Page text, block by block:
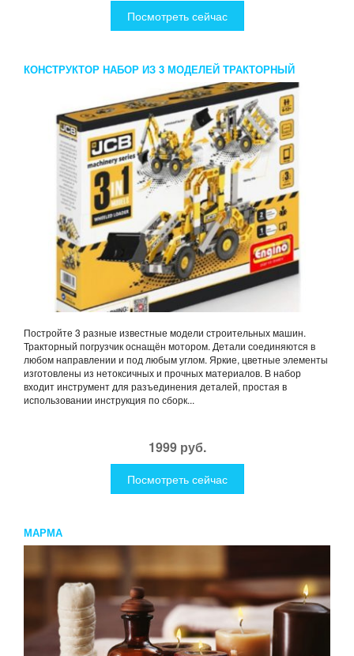
Посмотреть сейчас
КОНСТРУКТОР НАБОР ИЗ 3 МОДЕЛЕЙ ТРАКТОРНЫЙ
Постройте 3 разные известные модели строительных машин.
Тракторный погрузчик оснащён мотором. Детали соединяются в
любом направлении и под любым углом. Яркие, цветные элементы
изготовлены из нетоксичных и прочных материалов. В набор
входит инструмент для разъединения деталей, простая в
использовании инструкция по сборк...
1999 руб.
Посмотреть сейчас
МАРМА